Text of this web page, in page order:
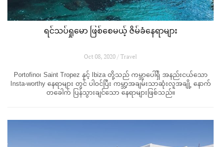
ရင်သပ်ရှုမော ဖြစ်စေမယ့် ဇိမ်ခံနေရာများ
Oct 08, 2020 / Travel
Portofino၊ Saint Tropez နှင့် Ibiza တို့သည် ကမ္ဘာပေါ်ရှိ အနည်းငယ်သော
Insta-worthy နေရာများ တွင် ပါဝင်ပြီး ကမ္ဘာ့အချမ်းသာဆုံးလူအချို့ နောက်
တခေါက် ပြန်သွားချင်သော နေရာများဖြစ်သည်။